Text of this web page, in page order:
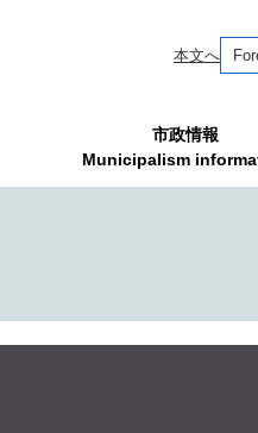
本文へ
市政情報
Municipalism